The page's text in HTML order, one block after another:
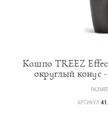
Кашпо TREEZ
округлый конус
АРТИКУЛ